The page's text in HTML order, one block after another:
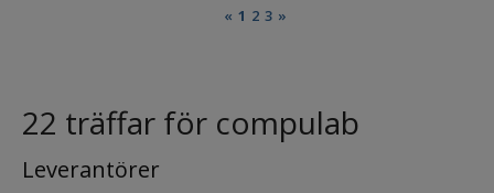
« 1 2 3 »
22 träffar för compulab
Leverantörer